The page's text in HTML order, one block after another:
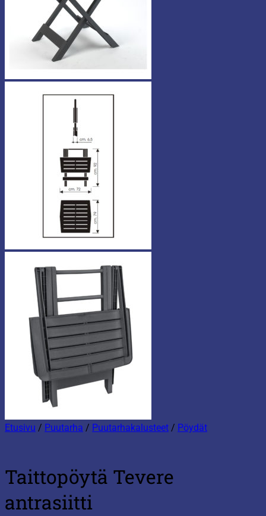
Etusivu / Puutarha / Puutarhakalusteet / Pöydät
Taittopöytä Tevere
antrasiitti